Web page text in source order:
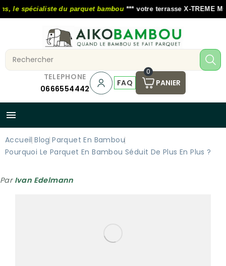
le spécialiste du parquet bambou*** votre terrasse X-TREME
TELEPHONE
0666554442
FAQ
0
PANIER

Accueil Blog Parquet En Bambou
Pourquoi Le Parquet En Bambou Séduit De Plus En Plus ?
Par Ivan Edelmann